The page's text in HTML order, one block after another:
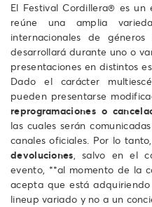
El Festival Cordillera® es
reúne una amplia
internacionales de
desarrollará durante uno o
presentaciones en distintos
Dado el carácter
pueden presentarse
reprogramaciones o
las cuales serán
canales oficiales. Por lo tanto,
devoluciones, salvo en el
evento, **al momento de la
acepta que está
lineup variado y no a un